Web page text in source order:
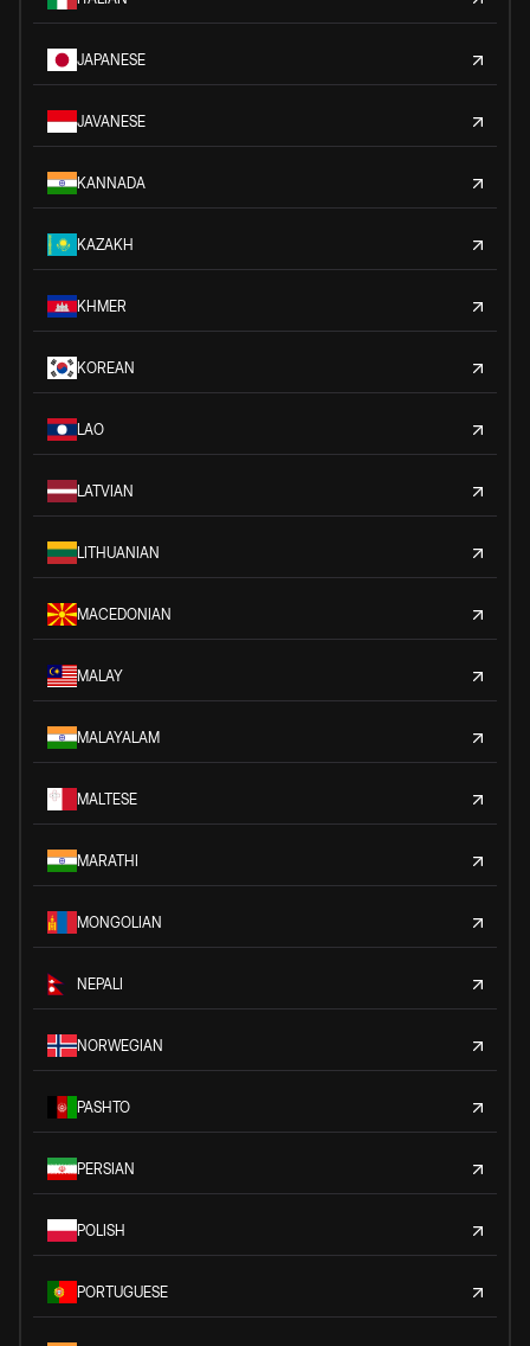
JAPANESE
JAVANESE
KANNADA
KAZAKH
KHMER
KOREAN
LAO
LATVIAN
LITHUANIAN
MACEDONIAN
MALAY
MALAYALAM
MALTESE
MARATHI
MONGOLIAN
NEPALI
NORWEGIAN
PASHTO
PERSIAN
POLISH
PORTUGUESE